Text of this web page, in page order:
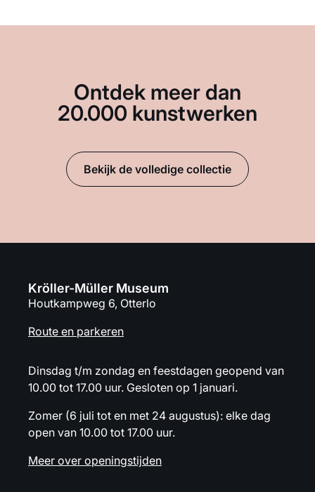
Ontdek meer dan
20.000 kunstwerken
Bekijk de volledige collectie
Kröller-Müller Museum
Houtkampweg 6, Otterlo
Route en parkeren
Dinsdag t/m zondag en feestdagen geopend van
10.00 tot 17.00 uur. Gesloten op 1 januari.
Zomer (6 juli tot en met 24 augustus): elke dag
open van 10.00 tot 17.00 uur.
Meer over openingstijden